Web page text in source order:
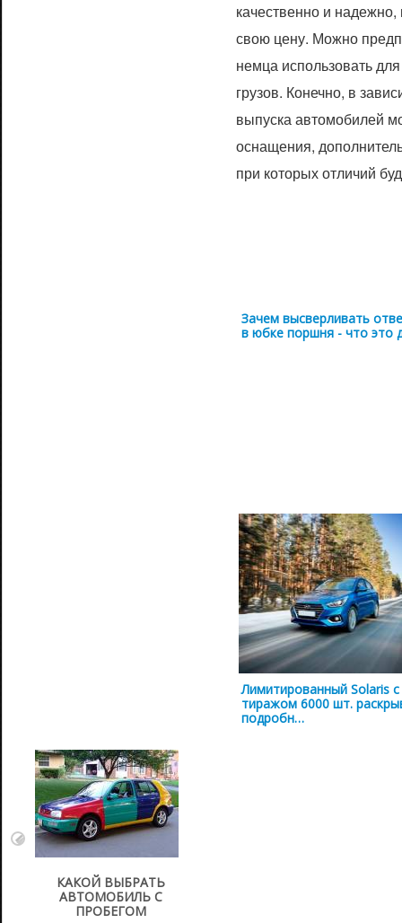
качественно и
свою цену. Можно
немца использовать
грузов. Конечно, в
выпуска автомобилей
оснащения,
при которых отличий
Зачем высверливать
в юбке поршня - что это
Лимитированный Solaris с
тиражом 6000 шт.
подробн…
КАКОЙ ВЫБРАТЬ
АВТОМОБИЛЬ С
ПРОБЕГОМ